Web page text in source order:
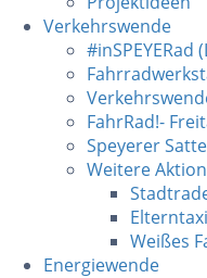
Verkehrswende
#inSPEYERad
FahrRad!-
Speyerer
Weitere
Elterntaxi
Weißes
Energiewende